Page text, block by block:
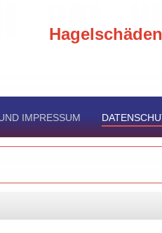
IMPRESSUM